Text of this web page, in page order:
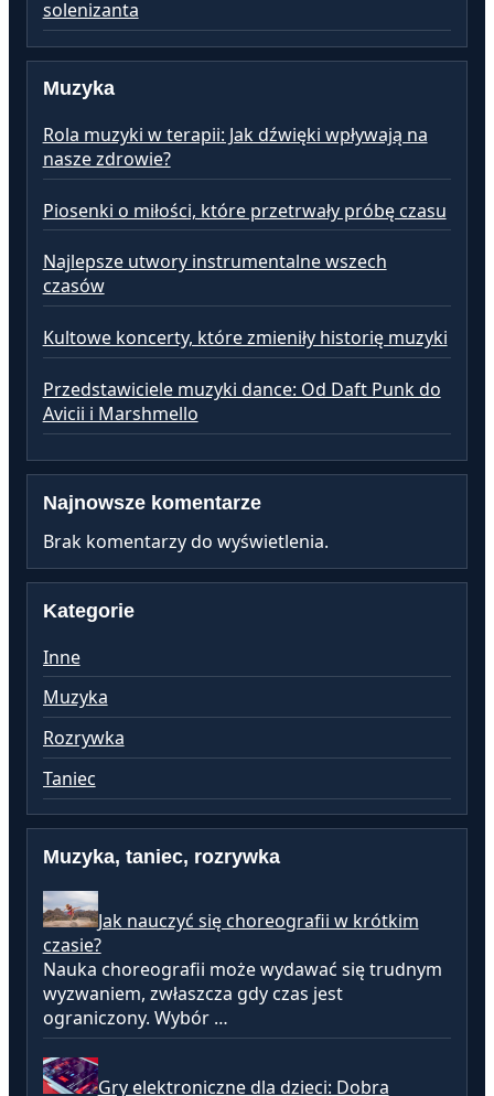
solenizanta
Muzyka
Rola muzyki w terapii: Jak dźwięki wpływają na
nasze zdrowie?
Piosenki o miłości, które przetrwały próbę czasu
Najlepsze utwory instrumentalne wszech
czasów
Kultowe koncerty, które zmieniły historię muzyki
Przedstawiciele muzyki dance: Od Daft Punk do
Avicii i Marshmello
Najnowsze komentarze
Brak komentarzy do wyświetlenia.
Kategorie
Inne
Muzyka
Rozrywka
Taniec
Muzyka, taniec, rozrywka
Jak nauczyć się choreografii w krótkim
czasie?
Nauka choreografii może wydawać się trudnym
wyzwaniem, zwłaszcza gdy czas jest
ograniczony. Wybór …
Gry elektroniczne dla dzieci: Dobra